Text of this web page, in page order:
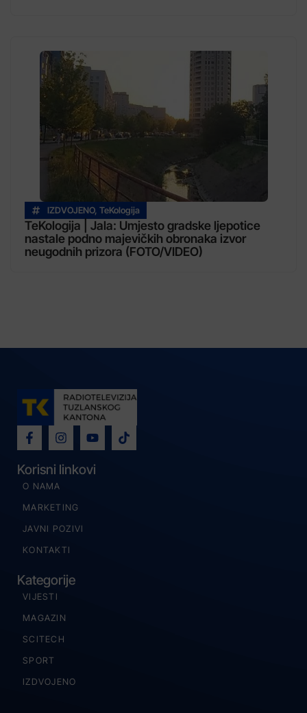
IZDVOJENO, TeKologija
TeKologija | Jala: Umjesto gradske ljepotice
nastale podno majevičkih obronaka izvor
neugodnih prizora (FOTO/VIDEO)
Korisni linkovi
O NAMA
MARKETING
JAVNI POZIVI
KONTAKTI
Kategorije
VIJESTI
MAGAZIN
SCITECH
SPORT
IZDVOJENO